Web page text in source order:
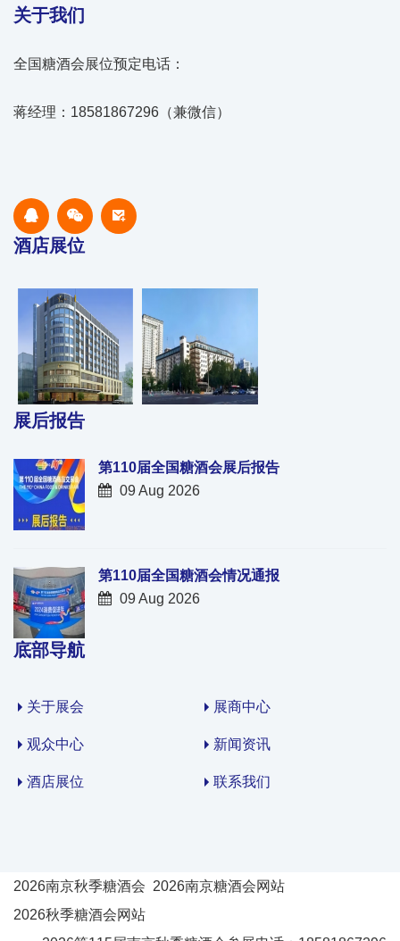
关于我们
全国糖酒会展位预定电话：
蒋经理：18581867296（兼微信）
酒店展位
展后报告
第110届全国糖酒会展后报告
09 Aug 2026
第110届全国糖酒会情况通报
09 Aug 2026
底部导航
关于展会 展商中心
观众中心 新闻资讯
酒店展位 联系我们
2026南京秋季糖酒会 2026南京糖酒会网站
2026秋季糖酒会网站